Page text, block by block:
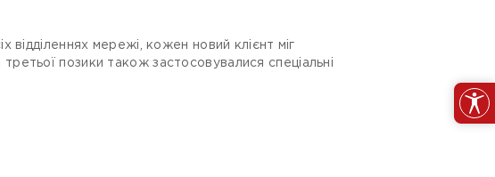
мережі, кожен новий клієнт міг
позики також застосовувалися спеціальні